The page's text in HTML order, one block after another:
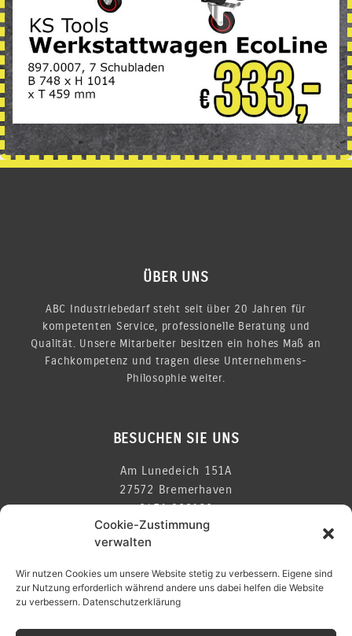
Cookie-Zustimmung
verwalten
Wir nutzen Cookies um unsere Website stetig zu verbessern. Eigene sind
zur Nutzung erforderlich während andere uns dabei helfen die Website
zu verbessern. Datenschutzerklärung
ÜBER UNS
ABC Industriebedarf steht seit über 20 Jahren für
kompetenten Service, professionelle Beratung und
Qualität. Unsere Mitarbeiter besitzen ein hohes Maß an
Fachkompetenz und tragen diese Unternehmens-
Philosophie weiter.
BESUCHEN SIE UNS
Am Lunedeich 151A
27572 Bremerhaven
0471 308120
info@zettler-industriebedarf.com
ÖFFNUNGSZEITEN